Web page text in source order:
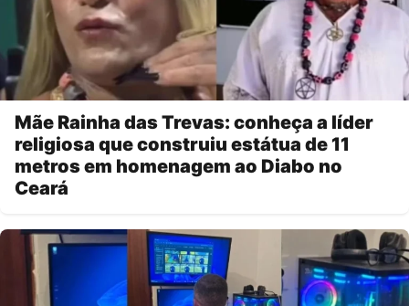
Mãe Rainha das Trevas: conheça a líder
religiosa que construiu estátua de 11
metros em homenagem ao Diabo no
Ceará